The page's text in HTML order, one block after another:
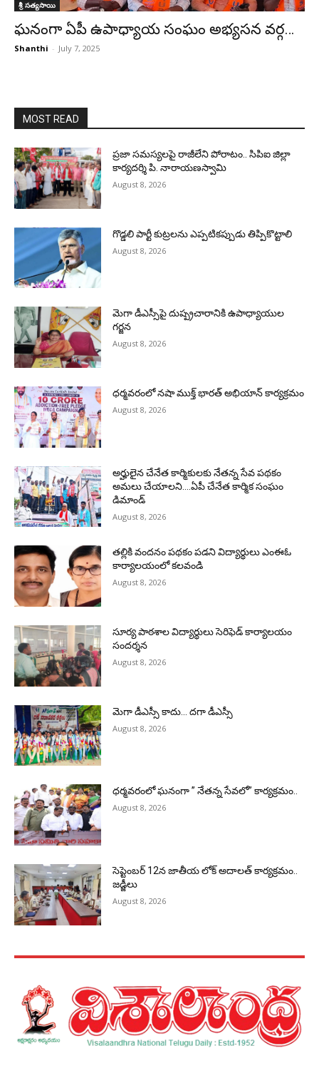
శ్రీ సత్యసాయి
ఘనంగా ఏపీ ఉపాధ్యాయ సంఘం అభ్యసన వర్గ…
Shanthi - July 7, 2025
MOST READ
ప్రజా సమస్యలపై రాజీలేని పోరాటం.. సిపిఐ జిల్లా
కార్యదర్శి పి. నారాయణస్వామి
August 8, 2026
గొడ్డలి పార్టీ కుట్రలను ఎప్పటికప్పుడు తిప్పికొట్టాలి
August 8, 2026
మెగా డీఎస్సీపై దుష్ప్రచారానికి ఉపాధ్యాయుల
గర్జన
August 8, 2026
ధర్మవరంలో నషా ముక్త్ భారత్ అభియాన్ కార్యక్రమం
August 8, 2026
అర్హులైన చేనేత కార్మికులకు నేతన్న సేవ పథకం
అమలు చేయాలని….ఏపీ చేనేత కార్మిక సంఘం
డిమాండ్
August 8, 2026
తల్లికి వందనం పథకం పడని విద్యార్థులు ఎంఈఓ
కార్యాలయంలో కలవండి
August 8, 2026
సూర్య పాఠశాల విద్యార్థులు సెరిఫెడ్ కార్యాలయం
సందర్శన
August 8, 2026
మెగా డీఎస్సీ కాదు… దగా డీఎస్సీ
August 8, 2026
ధర్మవరంలో ఘనంగా ” నేతన్న సేవలో” కార్యక్రమం..
August 8, 2026
సెప్టెంబర్ 12న జాతీయ లోక్ అదాలత్ కార్యక్రమం..
జడ్జీలు
August 8, 2026